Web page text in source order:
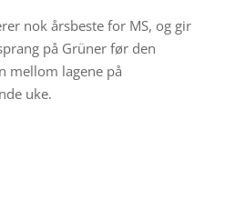
nok årsbeste for MS, og gir
på Grüner før den
mellom lagene på
uke.